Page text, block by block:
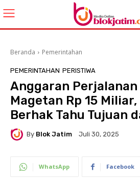
Beranda Pemerintahan
PEMERINTAHAN PERISTIWA
Anggaran Perjalanan
Magetan Rp 15
Berhak Tahu Tujuan
By Blok Jatim Juli 30, 2025
WhatsApp Facebook